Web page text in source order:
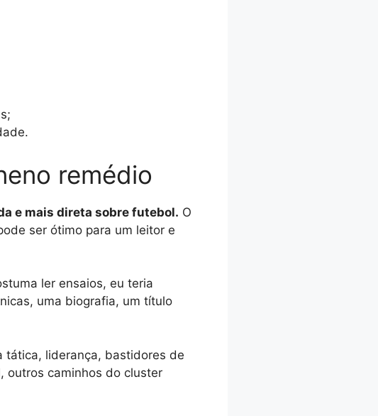
remédio
e mais direta sobre futebol. O
ser ótimo para um leitor e
ler ensaios, eu teria
uma biografia, um título
tática, liderança, bastidores de
outros caminhos do cluster